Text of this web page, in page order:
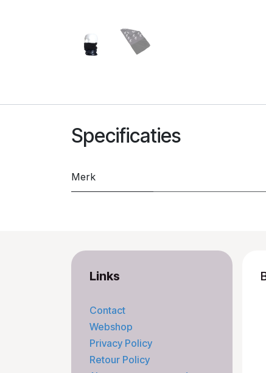
Specificaties
Merk
Links
Contact
Webshop
Privacy Policy
Retour Policy